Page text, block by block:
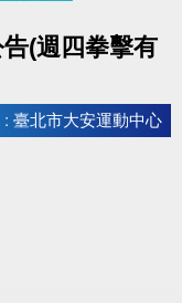
(週四拳擊有
: 臺北市大安運動中心